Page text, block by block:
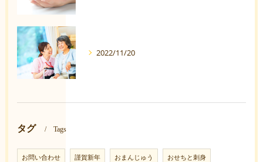
2022/11/20
タグ Tags
お問い合わせ 謹賀新年 おまんじゅう おせちと刺身